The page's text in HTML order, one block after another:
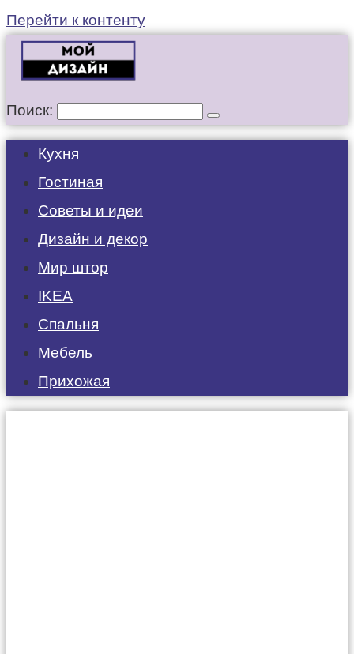
Перейти к контенту
Поиск:
Кухня
Гостиная
Советы и идеи
Дизайн и декор
Мир штор
IKEA
Спальня
Мебель
Прихожая